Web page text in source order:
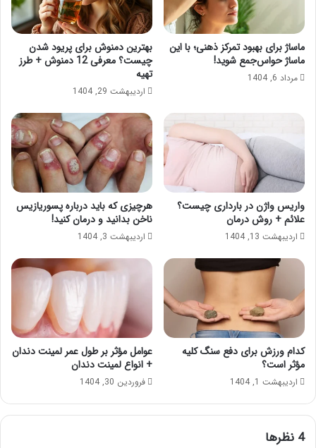
ماساژ برای بهبود تمرکز ذهنی؛ با این
ماساژ حواس‌جمع شوید!
مرداد 6, 1404
بهترین دمنوش برای پریود شدن
چیست؟ معرفی 12 دمنوش + طرز
تهیه
اردیبهشت 29, 1404
واریس واژن در بارداری چیست؟
علائم + روش درمان
اردیبهشت 13, 1404
هرچیزی که باید درباره پسوریازیس
ناخن بدانید و درمان کنید!
اردیبهشت 3, 1404
کدام ورزش برای دفع سنگ کلیه
مؤثر است؟
اردیبهشت 1, 1404
عوامل مؤثر بر طول عمر لمینت دندان
+ انواع لمینت دندان
فروردین 30, 1404
‫4 نظرها